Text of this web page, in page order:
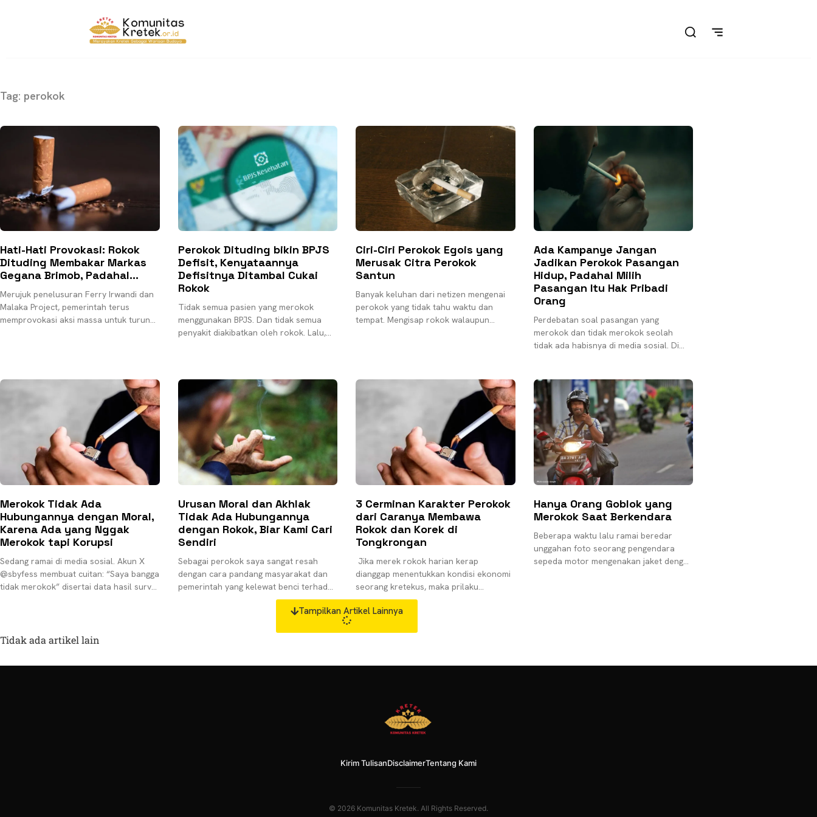
Tag: perokok
Hati-Hati Provokasi: Rokok
Dituding Membakar Markas
Gegana Brimob, Padahal…
Merujuk penelusuran Ferry Irwandi dan
Malaka Project, pemerintah terus
memprovokasi aksi massa untuk turun
Perokok Dituding bikin BPJS
Defisit, Kenyataannya
Defisitnya Ditambal Cukai
Rokok
Tidak semua pasien yang merokok
menggunakan BPJS. Dan tidak semua
penyakit diakibatkan oleh rokok. Lalu,
Ciri-Ciri Perokok Egois yang
Merusak Citra Perokok
Santun
Banyak keluhan dari netizen mengenai
perokok yang tidak tahu waktu dan
tempat. Mengisap rokok walaupun
Ada Kampanye Jangan
Jadikan Perokok Pasangan
Hidup, Padahal Milih
Pasangan Itu Hak Pribadi
Orang
Perdebatan soal pasangan yang
merokok dan tidak merokok seolah
tidak ada habisnya di media sosial. Di
Merokok Tidak Ada
Hubungannya dengan Moral,
Karena Ada yang Nggak
Merokok tapi Korupsi
Sedang ramai di media sosial. Akun X
@sbyfess membuat cuitan: “Saya bangga
tidak merokok” disertai data hasil survei
Urusan Moral dan Akhlak
Tidak Ada Hubungannya
dengan Rokok, Biar Kami Cari
Sendiri
Sebagai perokok saya sangat resah
dengan cara pandang masyarakat dan
pemerintah yang kelewat benci terhadap
perokok. Rokok kerap kali dianggap
gerbang pembuka kemerosotan moral,
3 Cerminan Karakter Perokok
dari Caranya Membawa
Rokok dan Korek di
Tongkrongan
Jika merek rokok harian kerap
dianggap menentukkan kondisi ekonomi
seorang kretekus, maka prilaku
merokok juga dianggap dapat
menentukkan karakter seorang
Hanya Orang Goblok yang
Merokok Saat Berkendara
Beberapa waktu lalu ramai beredar
unggahan foto seorang pengendara
sepeda motor mengenakan jaket dengan
Tampilkan Artikel Lainnya
Tidak ada artikel lain
Kirim TulisanDisclaimerTentang Kami
© 2026 Komunitas Kretek. All Rights Reserved.